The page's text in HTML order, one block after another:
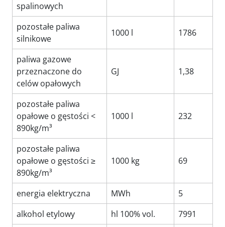
spalinowych
pozostałe paliwa
silnikowe
1000 l 1786
paliwa gazowe
przeznaczone do
celów opałowych
GJ 1,38
pozostałe paliwa
opałowe o gęstości <
890kg/m³
1000 l 232
pozostałe paliwa
opałowe o gęstości ≥
890kg/m³
1000 kg 69
energia elektryczna MWh
5
alkohol etylowy
hl 100% vol.
7991